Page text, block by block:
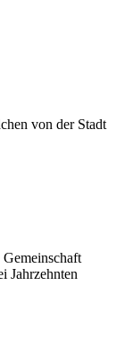
von der Stadt
Jahrzehnten